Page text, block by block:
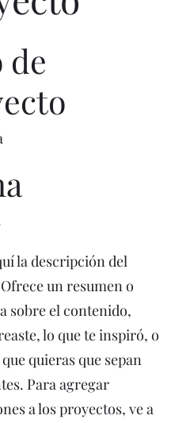
de
la descripción del
un resumen o
sobre el contenido,
lo que te inspiró, o
quieras que sepan
Para agregar
a los proyectos, ve a